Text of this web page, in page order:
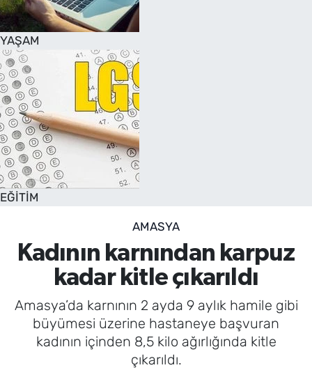
YAŞAM
EĞİTİM
AMASYA
Kadının karnından karpuz
kadar kitle çıkarıldı
Amasya’da karnının 2 ayda 9 aylık hamile gibi
büyümesi üzerine hastaneye başvuran
kadının içinden 8,5 kilo ağırlığında kitle
çıkarıldı.